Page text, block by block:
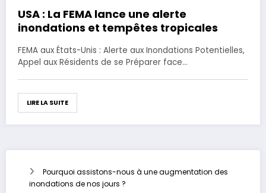
USA : La FEMA lance une alerte
inondations et tempêtes tropicales
FEMA aux États-Unis : Alerte aux Inondations Potentielles,
Appel aux Résidents de se Préparer face…
LIRE LA SUITE
Pourquoi assistons-nous à une augmentation des
inondations de nos jours ?